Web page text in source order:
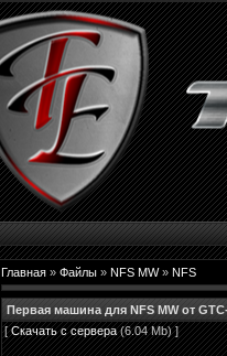
Главная » Файлы » NFS MW» NFS
Первая машина для NFS MW от
[Скачать с сервера(6.04 Mb) ]